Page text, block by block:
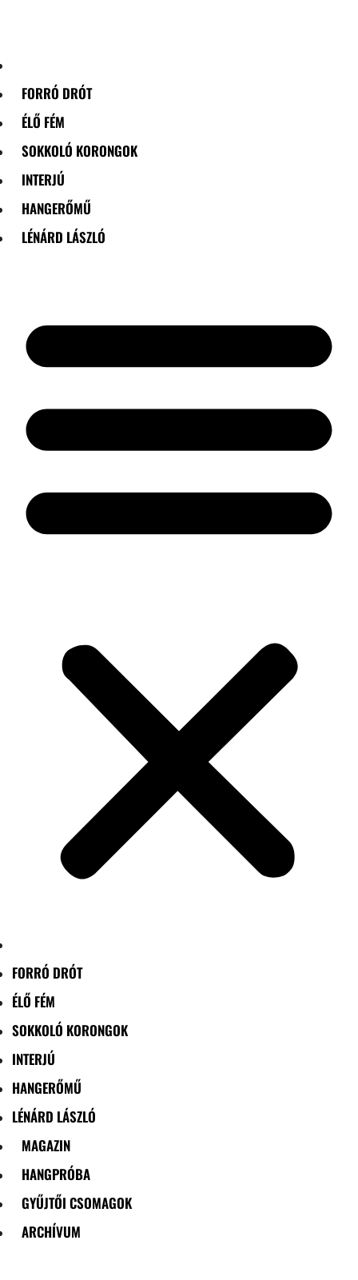
FORRÓ DRÓT
ÉLŐ FÉM
SOKKOLÓ KORONGOK
INTERJÚ
HANGERŐMŰ
LÉNÁRD LÁSZLÓ
FORRÓ DRÓT
ÉLŐ FÉM
SOKKOLÓ KORONGOK
INTERJÚ
HANGERŐMŰ
LÉNÁRD LÁSZLÓ
MAGAZIN
HANGPRÓBA
GYŰJTŐI CSOMAGOK
ARCHÍVUM